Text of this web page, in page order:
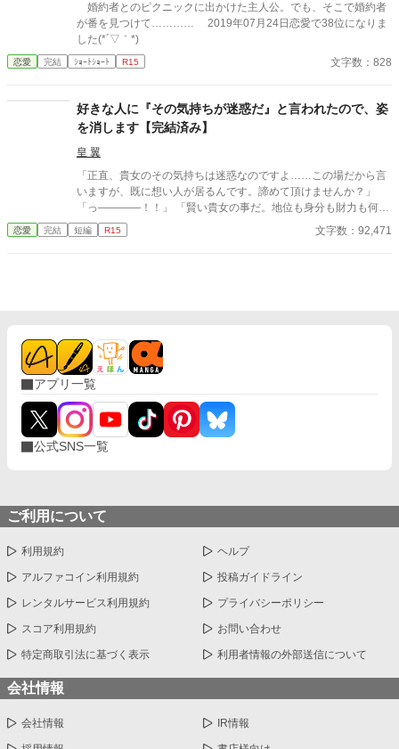
婚約者とのピクニックに出かけた主人公。でも、そこで婚約者
が番を見つけて………… 2019年07月24日恋愛で38位になりま
した(*´▽｀*)
恋愛 完結 ｼｮｰﾄｼｮｰﾄ R15 文字数：828
好きな人に『その気持ちが迷惑だ』と言われたので、姿
を消します【完結済み】
皇 翼
「正直、貴女のその気持ちは迷惑なのですよ……この場だから言
いますが、既に想い人が居るんです。諦めて頂けませんか？」
「っ――――！！」 「賢い貴女の事だ。地位も身分も財力も何も
かもが貴女にとっては高嶺の花だと元々分かっていたのでしょ
う？そんな感情を持っているだけ時間が無駄だと思いません
恋愛 完結 短編 R15 文字数：92,471
アプリ一覧
公式SNS一覧
ご利用について
利用規約 ヘルプ
アルファコイン利用規約 投稿ガイドライン
レンタルサービス利用規約 プライバシーポリシー
スコア利用規約 お問い合わせ
特定商取引法に基づく表示 利用者情報の外部送信について
会社情報
会社情報 IR情報